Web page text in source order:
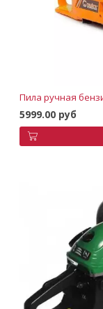
Пила ручная
5999.00 руб